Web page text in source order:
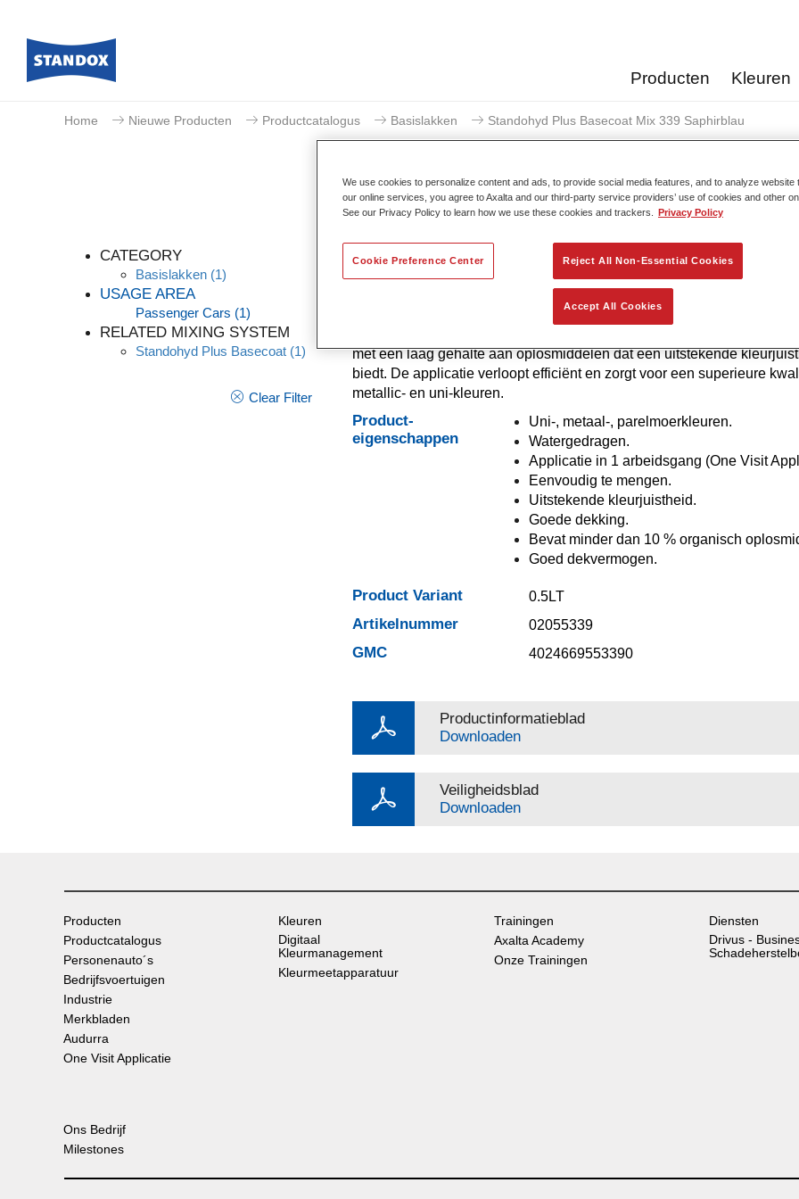
Producten Kleuren
Home Nieuwe Producten Productcatalogus Basislakken Standohyd Plus Basecoat Mix 339 Saphirblau
CATEGORY
Basislakken (1)
USAGE AREA
Passenger Cars (1)
RELATED MIXING SYSTEM
Standohyd Plus Basecoat (1)
Clear Filter
Standohyd Plus Basecoat
Standohyd Plus is een van de meest efficiënte en erkende
met een laag gehalte aan oplosmiddelen dat een uitstekende
biedt. De applicatie verloopt efficiënt en zorgt voor een superieure
metallic- en uni-kleuren.
Product-
eigenschappen
Uni-, metaal-, parelmoerkleuren.
Watergedragen.
Applicatie in 1 arbeidsgang (One Visit
Eenvoudig te mengen.
Uitstekende kleurjuistheid.
Goede dekking.
Bevat minder dan 10 % organisch
Goed dekvermogen.
Product Variant 0.5LT
Artikelnummer 02055339
GMC 4024669553390
Productinformatieblad
Downloaden
Veiligheidsblad
Downloaden
Producten
Productcatalogus
Personenauto´s
Bedrijfsvoertuigen
Industrie
Merkbladen
Audurra
One Visit Applicatie
Kleuren
Digitaal
Kleurmanagement
Kleurmeetapparatuur
Trainingen
Axalta Academy
Onze Trainingen
Diensten
Drivus -
Ons Bedrijf
Milestones
We use cookies to personalize content and ads, to provide social media features, and to analyze website
our online services, you agree to Axalta and our third-party service providers’ use of cookies and other
See our Privacy Policy to learn how we use these cookies and trackers.
Privacy Policy
Reject All Non-Essential Cookies
Accept All Cookies
Cookie Preference Center